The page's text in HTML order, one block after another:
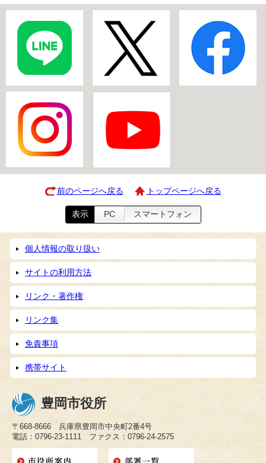
前のページへ戻る トップページへ戻る
表示 PC スマートフォン
個人情報の取り扱い
サイトの利用方法
リンク・著作権
リンク集
免責事項
携帯サイト
豊岡市役所
〒668-8666 兵庫県豊岡市中央町2番4号
電話：0796-23-1111 ファクス：0796-24-2575